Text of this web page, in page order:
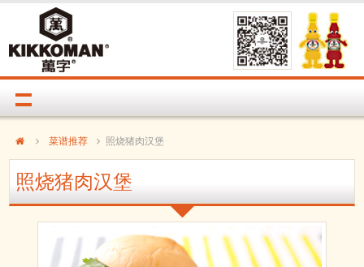
菜谱推荐 照烧猪肉汉堡
照烧猪肉汉堡